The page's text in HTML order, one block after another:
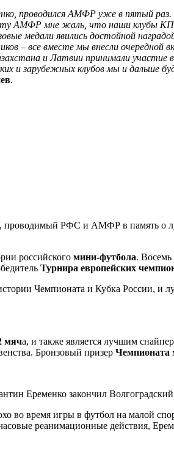
проводился АМФР уже в пятый
АМФР мне жаль, что наши клубы
медали явились достойной
– все вместе мы внесли очередной
и Латвии принимали участие
и зарубежных клубов мы и дальше
.
проводимый РФС и АМФР в память о
российского мини-футбола. Восемь
Турнира европейских
Чемпионата и Кубка России, и
мяча, и также является лучшим
Бронзовый призер Чемпионата
Еременко закончил
во время игры в футбол на малой
реанимационные действия,